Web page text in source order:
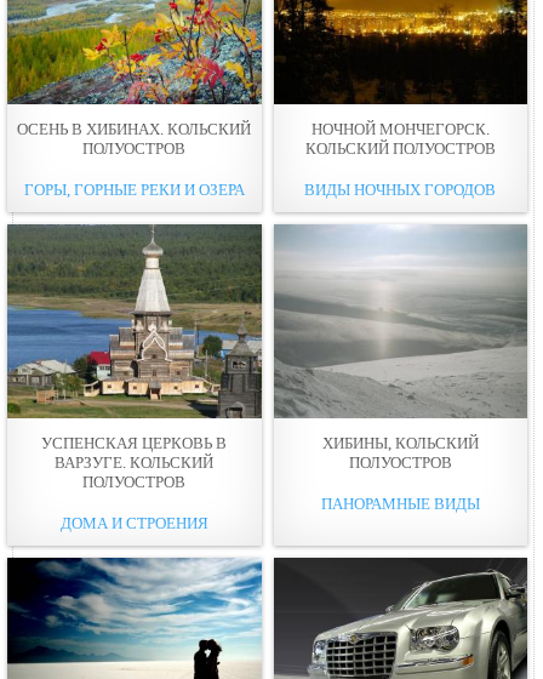
ОСЕНЬ В ХИБИНАХ. КОЛЬСКИЙ
ПОЛУОСТРОВ
ГОРЫ, ГОРНЫЕ РЕКИ И ОЗЕРА
НОЧНОЙ МОНЧЕГОРСК.
КОЛЬСКИЙ ПОЛУОСТРОВ
ВИДЫ НОЧНЫХ ГОРОДОВ
УСПЕНСКАЯ ЦЕРКОВЬ В
ВАРЗУГЕ. КОЛЬСКИЙ
ПОЛУОСТРОВ
ДОМА И СТРОЕНИЯ
ХИБИНЫ, КОЛЬСКИЙ
ПОЛУОСТРОВ
ПАНОРАМНЫЕ ВИДЫ